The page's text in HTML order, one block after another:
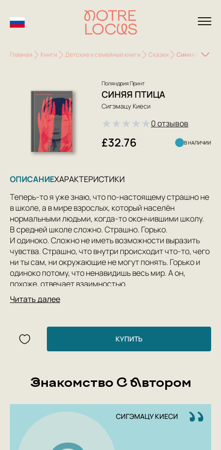
Главная Книги Детские и семейные книги Сказки Синяя птица
Поляндрия Принт
СИНЯЯ ПТИЦА
Сигэмацу Киеси
★★★★★0 отзывов
£32.76 В НАЛИЧИИ
ОПИСАНИЕХАРАКТЕРИСТИКИ
Теперь-то я уже знаю, что по-настоящему страшно не
в школе, а в мире взрослых, который населён
нормальными людьми, когда-то окончившими школу.
В средней школе сложно. Страшно. Горько.
И одиноко. Сложно не иметь возможности выразить
чувства. Страшно, что внутри происходит что-то, чего
ни ты сам, ни окружающие не могут понять. Горько и
одиноко потому, что ненавидишь весь мир. А он,
похоже, отвечает взаимностью.
Герои «Синей птицы», школьники-подростки,
из них по-своему нелегко и кажется, что ситуация
безвыходная. На помощь им приходит Мураути-
сэнсэй, учитель японского.
Выслушать, быть рядом и вовремя помочь — вот ради
Читать далее
КУПИТЬ
Знакомство С Автором
СИГЭМАЦУ КИЕСИ